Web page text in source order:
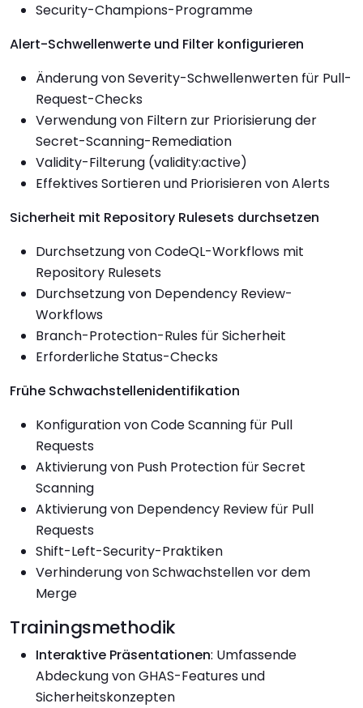
Security-Champions-Programme
Alert-Schwellenwerte und Filter konfigurieren
Änderung von Severity-Schwellenwerten für Pull-
Request-Checks
Verwendung von Filtern zur Priorisierung der
Secret-Scanning-Remediation
Validity-Filterung (validity:active)
Effektives Sortieren und Priorisieren von Alerts
Sicherheit mit Repository Rulesets durchsetzen
Durchsetzung von CodeQL-Workflows mit
Repository Rulesets
Durchsetzung von Dependency Review-
Workflows
Branch-Protection-Rules für Sicherheit
Erforderliche Status-Checks
Frühe Schwachstellenidentifikation
Konfiguration von Code Scanning für Pull
Requests
Aktivierung von Push Protection für Secret
Scanning
Aktivierung von Dependency Review für Pull
Requests
Shift-Left-Security-Praktiken
Verhinderung von Schwachstellen vor dem
Merge
Trainingsmethodik
Interaktive Präsentationen: Umfassende
Abdeckung von GHAS-Features und
Sicherheitskonzepten